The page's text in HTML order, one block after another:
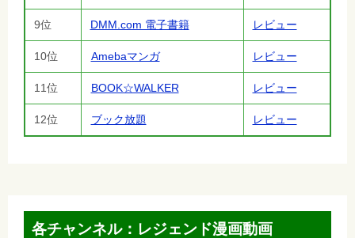
9位 DMM.com 電子書籍 レビュー
10位 Amebaマンガ レビュー
11位 BOOK☆WALKER レビュー
12位 ブック放題 レビュー
各チャンネル：レジェンド漫画動画